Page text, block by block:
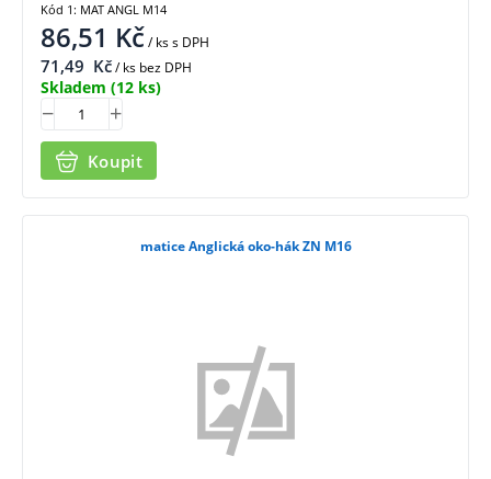
86,51 Kč/ kss DPH
71,49 Kč/ ks bez DPH
Skladem (12 ks)
Koupit
Kód 1: MAT ANGL M14
matice Anglická oko-hák ZN M16